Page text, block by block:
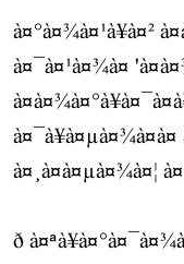
à¤°à¤¾à¤¹à¥à¤²
à¤¯à¤¹à¤¾à¤
à¤¸à¤à¤µà¤¾à¤¦
ð